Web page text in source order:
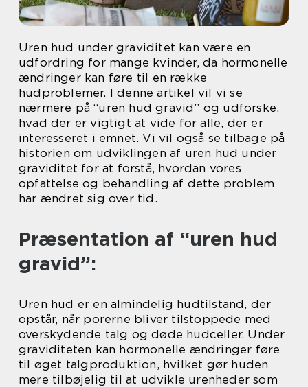
Uren hud under graviditet kan være en
udfordring for mange kvinder, da hormonelle
ændringer kan føre til en række
hudproblemer. I denne artikel vil vi se
nærmere på “uren hud gravid” og udforske,
hvad der er vigtigt at vide for alle, der er
interesseret i emnet. Vi vil også se tilbage på
historien om udviklingen af uren hud under
graviditet for at forstå, hvordan vores
opfattelse og behandling af dette problem
har ændret sig over tid.
Præsentation af “uren hud
gravid”:
Uren hud er en almindelig hudtilstand, der
opstår, når porerne bliver tilstoppede med
overskydende talg og døde hudceller. Under
graviditeten kan hormonelle ændringer føre
til øget talgproduktion, hvilket gør huden
mere tilbøjelig til at udvikle urenheder som